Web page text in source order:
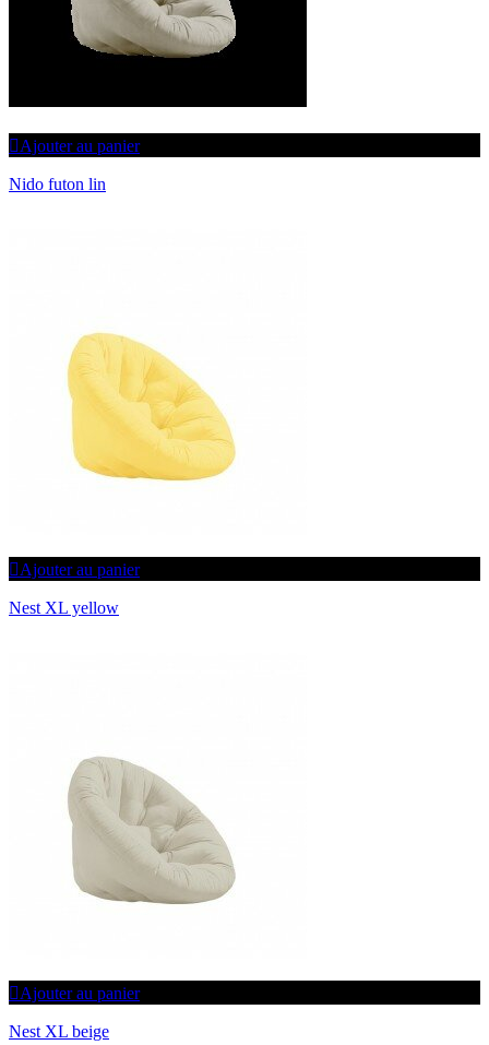
Ajouter au panier
Nido futon lin
Ajouter au panier
Nest XL yellow
Ajouter au panier
Nest XL beige